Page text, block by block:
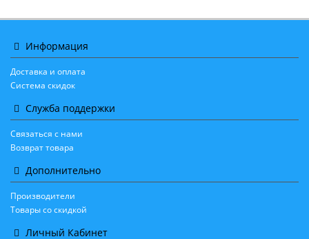
Информация
Доставка и оплата
Система скидок
Служба поддержки
Связаться с нами
Возврат товара
Дополнительно
Производители
Товары со скидкой
Личный Кабинет